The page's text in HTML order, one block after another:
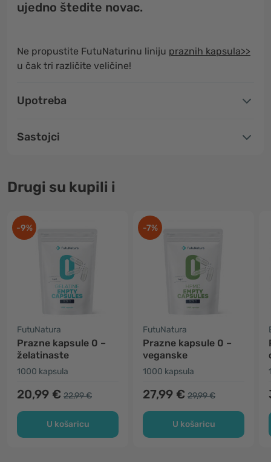
ujedno štedite novac.
Ne propustite FutuNaturinu liniju praznih kapsula>>
u čak tri različite veličine!
Upotreba
Sastojci
Drugi su kupili i
-9%
FutuNatura
Prazne kapsule 0 –
želatinaste
1000 kapsula
20,99 € 22,99 €
U košaricu
-7%
FutuNatura
Prazne kapsule 0 –
veganske
1000 kapsula
27,99 € 29,99 €
U košaricu